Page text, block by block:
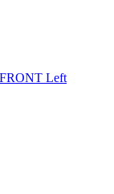
Left